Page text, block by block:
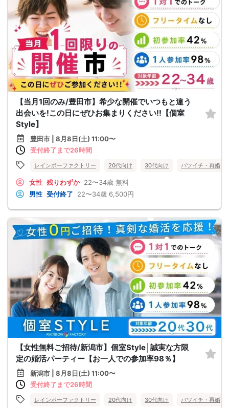
【当月1回のみ/豊田市】希少な開催でいつもと違う
出会いを!この日にぜひお集まりください!!【個室
Style】
豊田市 | 8月8日(土) 11:00〜
受付終了まで26時間
レインボーファクトリー 20代向け 30代向け バツイチ・再婚
女性 残りわずか 22〜34歳 無料
男性 受付終了 22〜34歳 6,500円
【女性無料ご招待/新潟市】個室Style│誠実な方限
定の婚活パーティー【お一人での参加率98％】
新潟市 | 8月8日(土) 11:00〜
受付終了まで26時間
レインボーファクトリー 20代向け 30代向け バツイチ・再婚